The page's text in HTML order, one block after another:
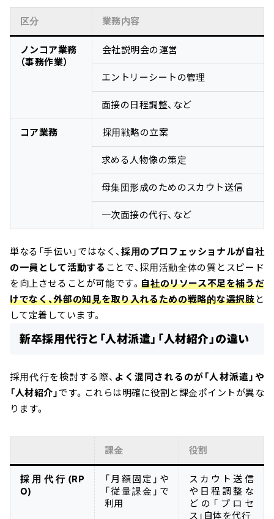
区分 業務内容
ノンコア業務
（事務作業）
会社説明会の運営
エントリーシートの管理
面接の日程調整、など
コア業務 採用戦略の立案
求める人物像の策定
母集団形成のためのスカウト送信
一次面接の代行、など
単なる「手伝い」ではなく、 採用のプロフェッショナルが自社
の一員として活動する ことで、採用活動全体の質とスピード
を向上させることが可能です。自社のリソース不足を補うだ
けでなく、外部の知見を取り入れるための戦略的な選択肢と
して定着しています。
新卒採用代行と「人材派遣」「人材紹介」の違い
採用代行を検討する際、 よく混同されるのが「人材派遣」や
「人材紹介」です。これらは明確に役割と課金ポイントが異な
ります。
課金 役割
採用代行(RP
O)
「月額固定」や
「従量課金」で
利用
スカウト送信
や日程調整な
どの「プロセ
ス」自体を代行